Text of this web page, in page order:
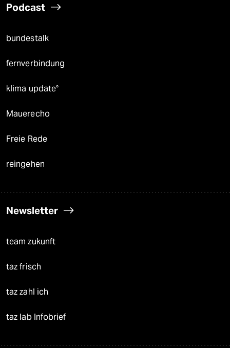
Podcast
bundestalk
fernverbindung
klima update°
Mauerecho
Freie Rede
reingehen
Newsletter
team zukunft
taz frisch
taz zahl ich
taz lab Infobrief